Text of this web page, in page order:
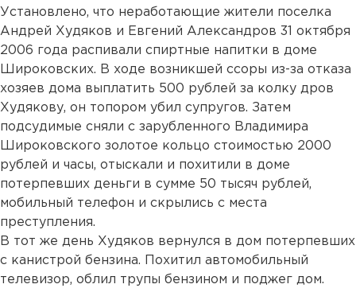
Установлено, что неработающие жители поселка
Андрей Худяков и Евгений Александров 31 октября
2006 года распивали спиртные напитки в доме
Широковских. В ходе возникшей ссоры из-за отказа
хозяев дома выплатить 500 рублей за колку дров
Худякову, он топором убил супругов. Затем
подсудимые сняли с зарубленного Владимира
Широковского золотое кольцо стоимостью 2000
рублей и часы, отыскали и похитили в доме
потерпевших деньги в сумме 50 тысяч рублей,
мобильный телефон и скрылись с места
преступления.
В тот же день Худяков вернулся в дом потерпевших
с канистрой бензина. Похитил автомобильный
телевизор, облил трупы бензином и поджег дом.